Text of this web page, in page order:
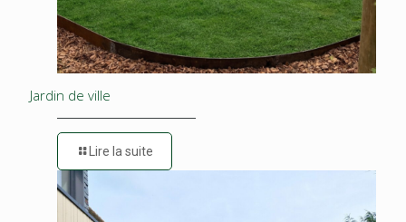
Jardin de ville
Lire la suite